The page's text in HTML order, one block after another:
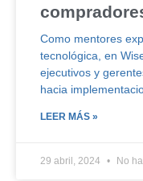
Como mentores
tecnológica, en
ejecutivos y
hacia
LEER MÁS »
29 abril, 2024 No